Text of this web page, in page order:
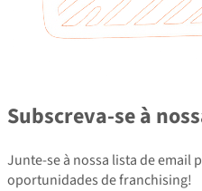
Subscreva-se à
Junte-se à nossa lista de email
oportunidades de franchising!